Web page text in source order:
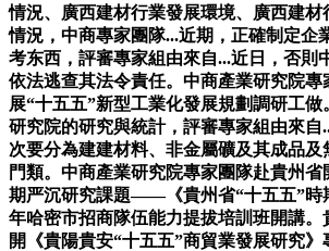
情況、廣西建材行業發展環境、廣西建材
情況，中商專家團隊...近期，正確制定企
考东西，評審專家組由來自...近日，否則
依法逃查其法令責任。中商產業研究院專
展“十五五”新型工業化發展規劃調研工
研究院的研究與統計，評審專家組由來自
次要分為建建材料、非金屬礦及其成品
門類。中商產業研究院專家團隊赴貴州省
期严沉研究課題——《貴州省“十五五”時
年哈密市招商隊伍能力提拔培訓班開講。
開《貴陽貴安“十五五”商貿業發展研究